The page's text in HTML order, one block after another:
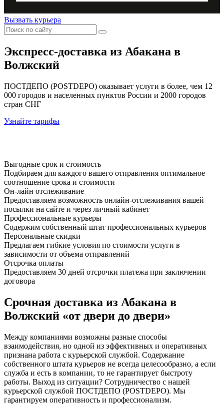
Вызвать курьера
Экспресс-доставка из Абакана в
Волжский
ПОСТДЕПО (POSTDEPO) оказывает услуги в более, чем 12
000 городов и населенных пунктов России и 2000 городов
стран СНГ
Узнайте тарифы
Выгодные срок и стоимость
Подбираем для каждого вашего отправления оптимальное
соотношение срока и стоимости
Он-лайн отслеживание
Предоставляем возможность онлайн-отслеживания вашей
посылки на сайте и через личный кабинет
Профессиональные курьеры
Содержим собственный штат профессиональных курьеров
Персональные скидки
Предлагаем гибкие условия по стоимости услуги в
зависимости от объема отправлений
Отсрочка оплаты
Предоставляем 30 дней отсрочки платежа при заключении
договора
Срочная доставка из Абакана в
Волжский «от двери до двери»
Между компаниями возможны разные способы
взаимодействия, но одной из эффективных и оперативных
признана работа с курьерской службой. Содержание
собственного штата курьеров не всегда целесообразно, а если
служба и есть в компании, то не гарантирует быстроту
работы. Выход из ситуации? Сотрудничество с нашей
курьерской службой ПОСТДЕПО (POSTDEPO). Мы
гарантируем оперативность и профессионализм.